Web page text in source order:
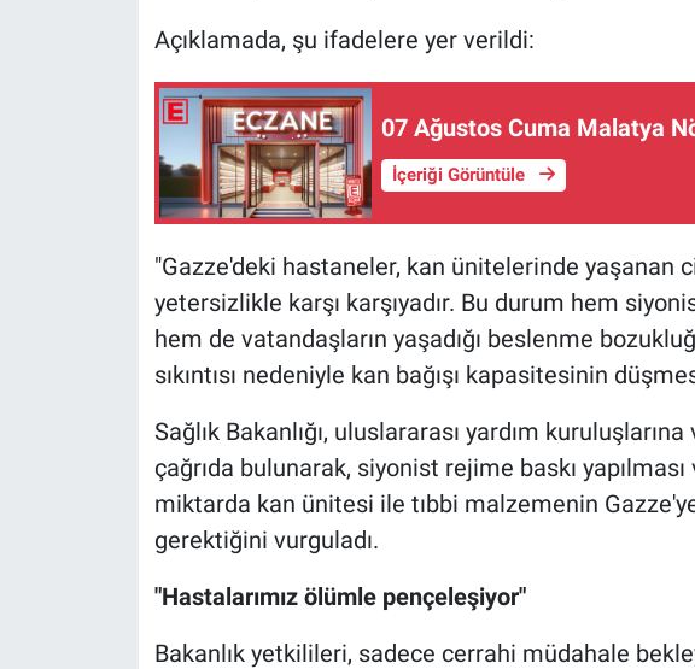
Açıklamada, şu ifadelere yer verildi:
07 Ağustos Cuma Malatya
İçeriği Görüntüle
"Gazze'deki hastaneler, kan ünitelerinde yaşanan
yetersizlikle karşı karşıyadır. Bu durum hem
hem de vatandaşların yaşadığı beslenme
sıkıntısı nedeniyle kan bağışı kapasitesinin
Sağlık Bakanlığı, uluslararası yardım
çağrıda bulunarak, siyonist rejime baskı
miktarda kan ünitesi ile tıbbi malzemenin
gerektiğini vurguladı.
"Hastalarımız ölümle pençeleşiyor"
Bakanlık yetkilileri, sadece cerrahi müdahale